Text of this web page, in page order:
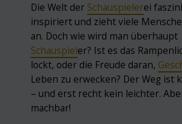
Die Welt der Schauspielerei
inspiriert und zieht viele
an. Doch wie wird man überhaupt
Schauspieler? Ist es das
lockt, oder die Freude daran,
Leben zu erwecken? Der Weg ist
– und erst recht kein leichter.
machbar!